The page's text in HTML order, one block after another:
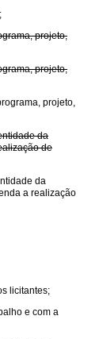
projeto,
projeto,
projeto,
da
de
da
a realização
licitantes;
e com a